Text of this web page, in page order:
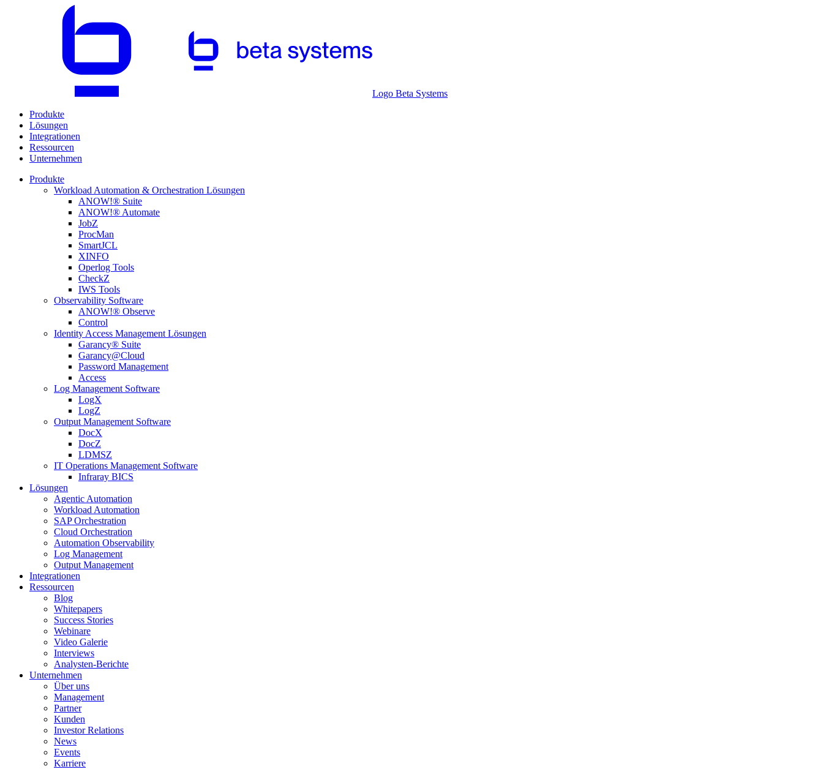
Logo Beta Systems
Produkte
Lösungen
Integrationen
Ressourcen
Unternehmen
Produkte
Workload Automation & Orchestration Lösungen
ANOW!® Suite
ANOW!® Automate
JobZ
ProcMan
SmartJCL
XINFO
Operlog Tools
CheckZ
IWS Tools
Observability Software
ANOW!® Observe
Control
Identity Access Management Lösungen
Garancy® Suite
Garancy@Cloud
Password Management
Access
Log Management Software
LogX
LogZ
Output Management Software
DocX
DocZ
LDMSZ
IT Operations Management Software
Infraray BICS
Lösungen
Agentic Automation
Workload Automation
SAP Orchestration
Cloud Orchestration
Automation Observability
Log Management
Output Management
Integrationen
Ressourcen
Blog
Whitepapers
Success Stories
Webinare
Video Galerie
Interviews
Analysten-Berichte
Unternehmen
Über uns
Management
Partner
Kunden
Investor Relations
News
Events
Karriere